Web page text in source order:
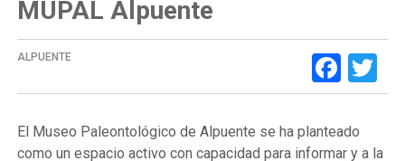
MUPAL Alpuente
ALPUENTE
El Museo Paleontológico de Alpuente se ha planteado
como un espacio activo con capacidad para informar y a la